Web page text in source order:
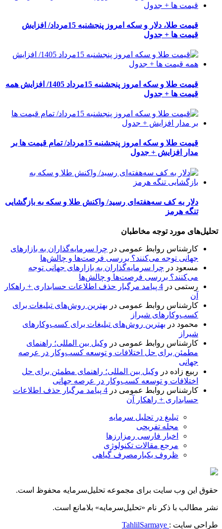
قیمت طلا، دلار و سکه امروز پنجشنبه 15مرداد/ افزایش
قیمت ها + جدول
قیمت طلا و سکه امروز پنجشنبه 15مرداد 1405/ افزایش همه
قیمت ها + جدول
قیمت طلا و سکه امروز پنجشنبه 15مرداد/ تمام قیمت ها بر
مدار افزایش + جدول
دلار به کف سه‌هفته‌ای رسید/ واکنش طلا و سکه به بازگشایی
تنگه هرمز
تحلیل‌های مورد توجه مخاطبان
کارشناس روابط عمومی در چرا سرمایه‌گذاران به بازارهای
جهانی توجه می‌کنند؟ بررسی فرصت‌ها و چالش‌ها
مسعود در چرا سرمایه‌گذاران به بازارهای جهانی توجه
می‌کنند؟ بررسی فرصت‌ها و چالش‌ها
رستمی در
4 پیامد مرگبار حذف اطلاعات حسابداری + راهکار
آن
کارشناس روابط عمومی در بهترین روش‌های تبلیغات برای
کسب‌وکارهای شیراز
محمود در بهترین روش‌های تبلیغات برای کسب‌وکارهای
شیراز
کارشناس روابط عمومی در وکیل بین المللی؛ راهنمای
مطمئن برای حل اختلافات و توسعه کسب‌وکار در عرصه
جهانی
ربیع زاده در وکیل بین المللی؛ راهنمای مطمئن برای حل
اختلافات و توسعه کسب‌وکار در عرصه جهانی
کارشناس روابط عمومی در
4 پیامد مرگبار حذف اطلاعات
حسابداری + راهکار آن
تبلیغ در تحلیل سرمایه
مجله تفریحی
اخبار فارسی رمزارزها
مرجع مقالات تکنولوژی
ظروف یکبارمصرف گیاهی
حقوق این وب سایت برای مجموعه تحلیل‌سرمایه محفوظ است.
نشر مطالب با ذکر نام «تحلیل‌سرمایه» بلامانع است.
طراحی سایت :